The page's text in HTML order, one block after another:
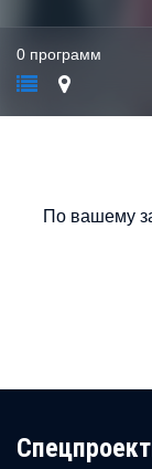
0 программ
По вашему